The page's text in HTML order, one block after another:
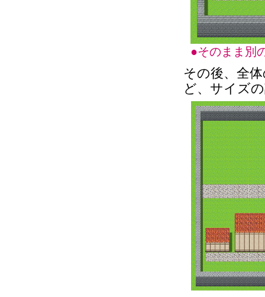
●そのまま別
その後、全
ど、サイズ